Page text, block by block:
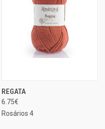
REGATA
6.75€
Rosários 4